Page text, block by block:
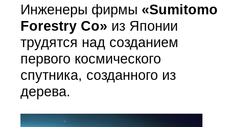
Инженеры фирмы «Sumitomo
Forestry Co» из Японии
трудятся над созданием
первого космического
спутника, созданного из
дерева.